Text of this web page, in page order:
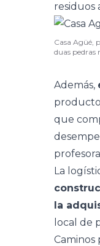
residuos
Casa Agüé,
duas pedras
Además,
que
La
la
local de
Caminos